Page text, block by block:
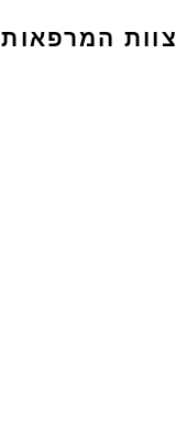
צוות המרפאות